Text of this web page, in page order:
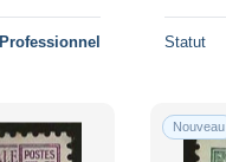
Professionnel Statut
Nouveau